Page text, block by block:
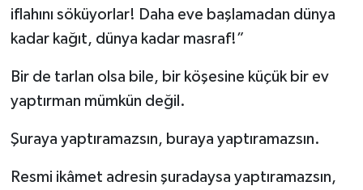
iflahını söküyorlar! Daha eve başlamadan dünya
kadar kağıt, dünya kadar masraf!”
Bir de tarlan olsa bile, bir köşesine küçük bir ev
yaptırman mümkün değil.
Şuraya yaptıramazsın, buraya yaptıramazsın.
Resmi ikâmet adresin şuradaysa yaptıramazsın,